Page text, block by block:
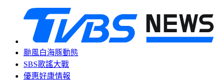
颱風白海豚動態
SBS歌謠大戰
優惠好康情報